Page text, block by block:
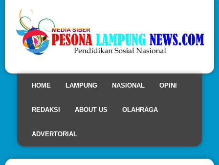
HOME LAMPUNG NASIONAL OPINI
REDAKSI ABOUT US OLAHRAGA
ADVERTORIAL